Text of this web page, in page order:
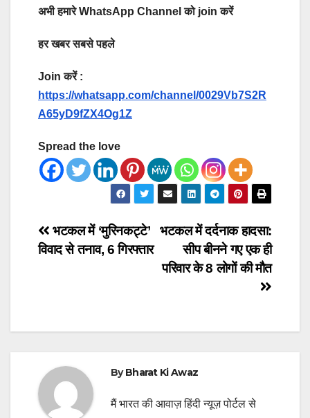
अभी हमारे WhatsApp Channel को join करें
हर खबर सबसे पहले
Join करें :
https://whatsapp.com/channel/0029Vb7S2R
A65yD9fZX4Og1Z
Spread the love
Post
navigation
भटकल में दर्दनाक हादसा:
सीप बीनने गए एक ही
परिवार के 8 लोगों की मौत
भटकल में ‘मुरिनकट्टे’
विवाद से तनाव, 6 गिरफ्तार
ByBharat Ki Awaz
मैं भारत की आवाज़ हिंदी न्यूज़ पोर्टल से